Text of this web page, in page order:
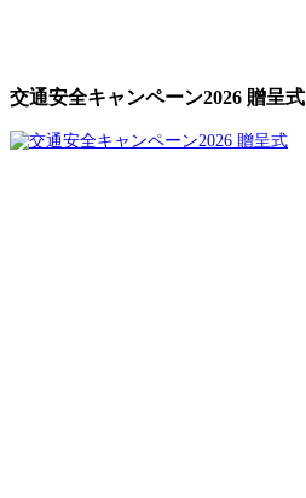
交通安全キャンペーン2026 贈呈式